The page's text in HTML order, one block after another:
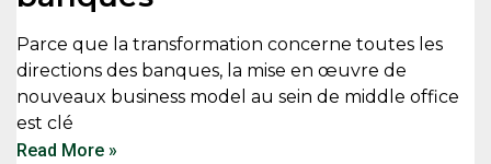
Parce que la transformation concerne toutes les
directions des banques, la mise en œuvre de
nouveaux business model au sein de middle office
est clé
Read More »